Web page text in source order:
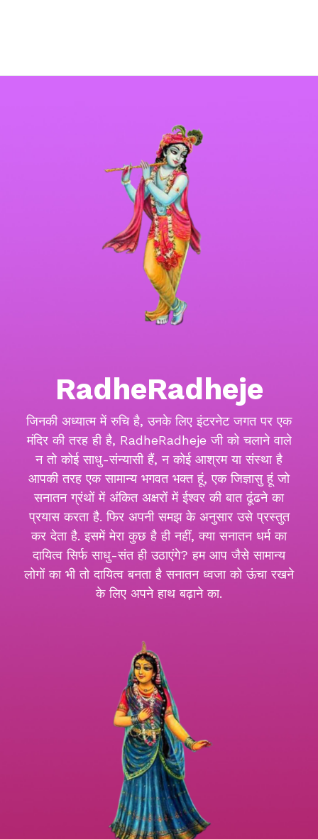
RadheRadheje
जिनकी अध्यात्म में रुचि है, उनके लिए इंटरनेट जगत पर एक
मंदिर की तरह ही है, RadheRadheje जी को चलाने वाले
न तो कोई साधु-संन्यासी हैं, न कोई आश्रम या संस्था है
आपकी तरह एक सामान्य भगवत भक्त हूं, एक जिज्ञासु हूं जो
सनातन ग्रंथों में अंकित अक्षरों में ईश्वर की बात ढूंढने का
प्रयास करता है. फिर अपनी समझ के अनुसार उसे प्रस्तुत
कर देता है. इसमें मेरा कुछ है ही नहीं, क्या सनातन धर्म का
दायित्व सिर्फ साधु-संत ही उठाएंगे? हम आप जैसे सामान्य
लोगों का भी तो दायित्व बनता है सनातन ध्वजा को ऊंचा रखने
के लिए अपने हाथ बढ़ाने का.